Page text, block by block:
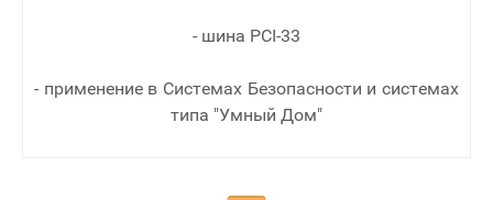
- шина PCI-33
- применение в Cистемах Безопасности и системах
типа "Умный Дом"